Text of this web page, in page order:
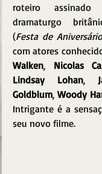
roteiro assinado
dramaturgo
(Festa de Aniversário
com atores
Walken, Nicolas
Lindsay Lohan,
Goldblum, Woody
Intrigante é a
seu novo filme.